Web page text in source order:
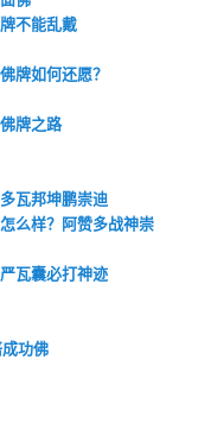
不能乱戴
牌如何还愿？
牌之路
瓦邦坤鹏崇迪
么样？阿赞多战神崇
瓦囊必打神迹
功佛